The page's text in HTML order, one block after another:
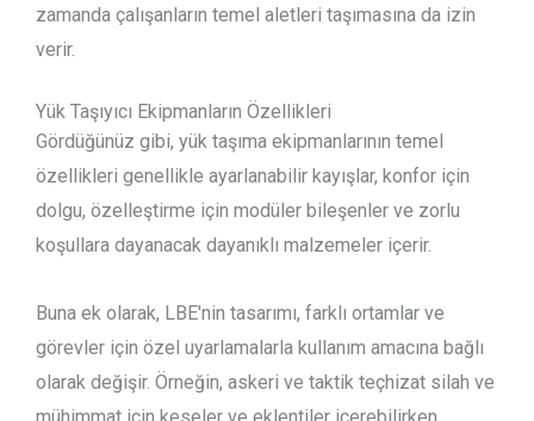
zamanda çalışanların temel aletleri taşımasına da izin
verir.
Yük Taşıyıcı Ekipmanların Özellikleri
Gördüğünüz gibi, yük taşıma ekipmanlarının temel
özellikleri genellikle ayarlanabilir kayışlar, konfor için
dolgu, özelleştirme için modüler bileşenler ve zorlu
koşullara dayanacak dayanıklı malzemeler içerir.
Buna ek olarak, LBE'nin tasarımı, farklı ortamlar ve
görevler için özel uyarlamalarla kullanım amacına bağlı
olarak değişir. Örneğin, askeri ve taktik teçhizat silah ve
mühimmat için keseler ve eklentiler içerebilirken,